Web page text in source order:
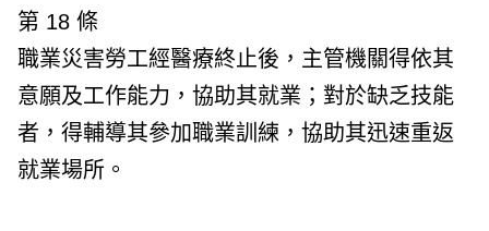
第 18 條
職業災害勞工經醫療終止後，主管機關得依其
意願及工作能力，協助其就業；對於缺乏技能
者，得輔導其參加職業訓練，協助其迅速重返
就業場所。